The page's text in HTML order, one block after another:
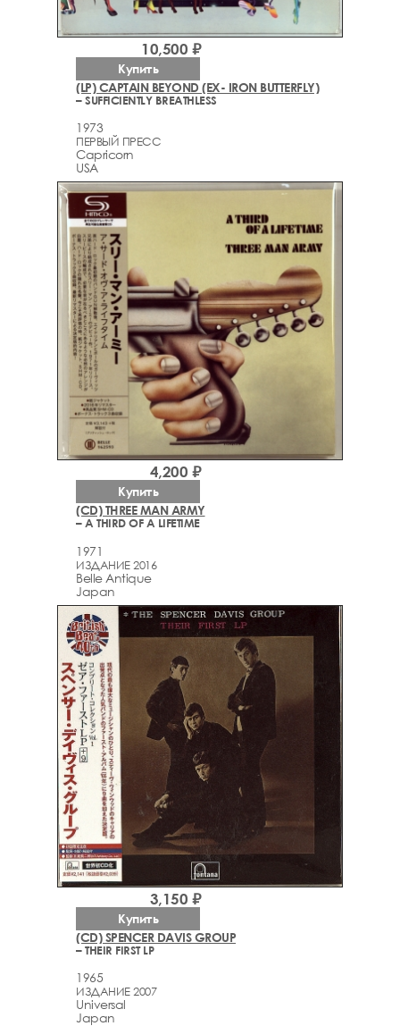
(LP) CAPTAIN BEYOND (EX- IRON BUTTERFLY)
– SUFFICIENTLY BREATHLESS
1973
ПЕРВЫЙ ПРЕСС
Capricorn
USA
10,500 ₽
Купить
(CD) THREE MAN ARMY
– A THIRD OF A LIFETIME
1971
ИЗДАНИЕ 2016
Belle Antique
Japan
4,200 ₽
Купить
(CD) SPENCER DAVIS GROUP
– THEIR FIRST LP
1965
ИЗДАНИЕ 2007
Universal
Japan
3,150 ₽
Купить